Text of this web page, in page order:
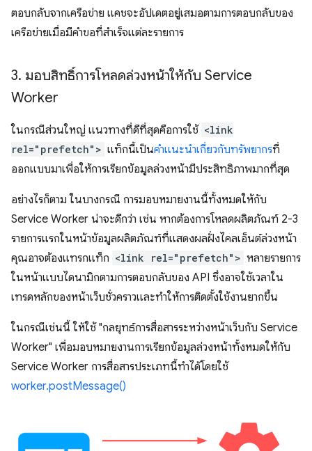
ตอบกลับจากเครือข่าย แคชจะอัปเดตอยู่เสมอตามการตอบกลับของ
เครือข่ายเมื่อมีคำขอที่สำเร็จแต่ละรายการ
3. มอบสิทธิ์การโหลดล่วงหน้าให้กับ Service
Worker
ในกรณีส่วนใหญ่ แนวทางที่ดีที่สุดคือการใช้ <link
rel="prefetch"> แท็กนี้เป็นคำแนะนำเกี่ยวกับทรัพยากรที่
ออกแบบมาเพื่อให้การเรียกข้อมูลล่วงหน้ามีประสิทธิภาพมากที่สุด
อย่างไรก็ตาม ในบางกรณี การมอบหมายงานนี้ทั้งหมดให้กับ
Service Worker น่าจะดีกว่า เช่น หากต้องการโหลดผลิตภัณฑ์ 2-3
รายการแรกในหน้าข้อมูลผลิตภัณฑ์ที่แสดงผลฝั่งไคลเอ็นต์ล่วงหน้า
คุณอาจต้องแทรกแท็ก <link rel="prefetch"> หลายรายการ
ในหน้าแบบไดนามิกตามการตอบกลับของ API ซึ่งอาจใช้เวลาใน
เทรดหลักของหน้าเว็บชั่วคราวและทําให้การติดตั้งใช้งานยากขึ้น
ในกรณีเช่นนี้ ให้ใช้ "กลยุทธ์การสื่อสารระหว่างหน้าเว็บกับ Service
Worker" เพื่อมอบหมายงานการเรียกข้อมูลล่วงหน้าทั้งหมดให้กับ
Service Worker การสื่อสารประเภทนี้ทำได้โดยใช้
worker.postMessage()